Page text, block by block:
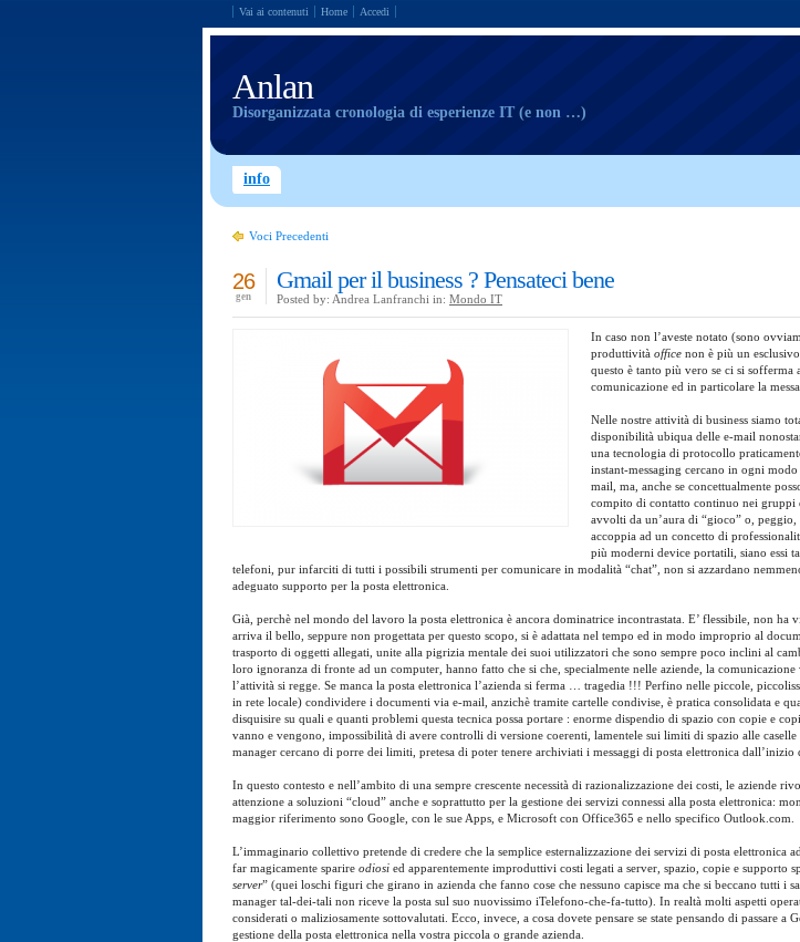
Anlan
Disorganizzata cronologia di esperienze IT (e non …)
Vai ai contenuti Home Accedi
info
Voci Precedenti
Gmail per il business ? Pensateci bene
26
gen Posted by: Andrea Lanfranchi in: Mondo IT
In caso non l’aveste notato (sono
produttività office non è più un
questo è tanto più vero se ci si sofferma
comunicazione ed in particolare la
Nelle nostre attività di business siamo
disponibilità ubiqua delle e-mail
una tecnologia di protocollo
instant-messaging cercano in ogni
mail, ma, anche se concettualmente
compito di contatto continuo nei gruppi
avvolti da un’aura di “gioco” o, peggio,
accoppia ad un concetto di
più moderni device portatili, siano essi
telefoni, pur infarciti di tutti i possibili strumenti per comunicare in modalità “chat”, non si azzardano
adeguato supporto per la posta elettronica.
Già, perchè nel mondo del lavoro la posta elettronica è ancora dominatrice incontrastata. E’ flessibile, non
arriva il bello, seppure non progettata per questo scopo, si è adattata nel tempo ed in modo improprio al
trasporto di oggetti allegati, unite alla pigrizia mentale dei suoi utilizzatori che sono sempre poco inclini al
loro ignoranza di fronte ad un computer, hanno fatto che si che, specialmente nelle aziende, la
l’attività si regge. Se manca la posta elettronica l’azienda si ferma … tragedia !!! Perfino nelle piccole,
in rete locale) condividere i documenti via e-mail, anzichè tramite cartelle condivise, è pratica consolidata e
disquisire su quali e quanti problemi questa tecnica possa portare : enorme dispendio di spazio con copie e
vanno e vengono, impossibilità di avere controlli di versione coerenti, lamentele sui limiti di spazio alle
manager cercano di porre dei limiti, pretesa di poter tenere archiviati i messaggi di posta elettronica dall’inizio
In questo contesto e nell’ambito di una sempre crescente necessità di razionalizzazione dei costi, le aziende
attenzione a soluzioni “cloud” anche e soprattutto per la gestione dei servizi connessi alla posta elettronica:
maggior riferimento sono Google, con le sue Apps, e Microsoft con Office365 e nello specifico Outlook.com.
L’immaginario collettivo pretende di credere che la semplice esternalizzazione dei servizi di posta elettronica
far magicamente sparire odiosi ed apparentemente improduttivi costi legati a server, spazio, copie e supporto
server” (quei loschi figuri che girano in azienda che fanno cose che nessuno capisce ma che si beccano tutti i
manager tal-dei-tali non riceve la posta sul suo nuovissimo iTelefono-che-fa-tutto). In realtà molti aspetti
considerati o maliziosamente sottovalutati. Ecco, invece, a cosa dovete pensare se state pensando di passare a
gestione della posta elettronica nella vostra piccola o grande azienda.